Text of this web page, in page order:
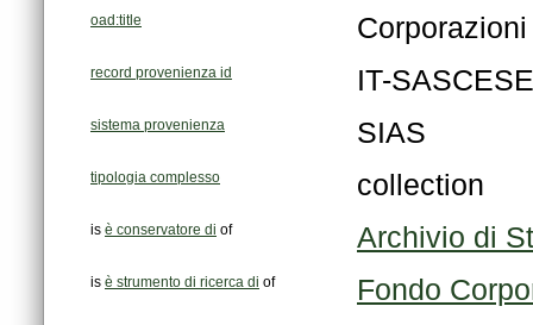
oad:title
record provenienza id IT-
sistema provenienza SIAS
tipologia complesso collection
is è conservatore di of Archivio di
is è strumento di ricerca di of Fondo